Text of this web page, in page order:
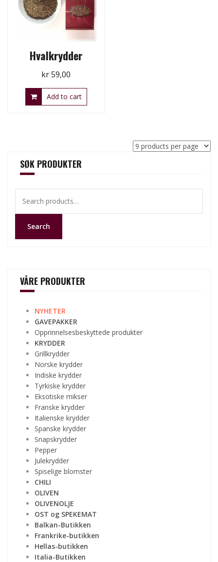
Hvalkrydder
kr59,00
Add to cart
SØK PRODUKTER
for:
Search
VÅRE PRODUKTER
NYHETER
GAVEPAKKER
Opprinnelsesbeskyttede produkter
KRYDDER
Grillkrydder
Norske krydder
Indiske krydder
Tyrkiske krydder
Eksotiske mikser
Franske krydder
Italienske krydder
Spanske krydder
Snapskrydder
Pepper
Julekrydder
Spiselige blomster
CHILI
OLIVEN
OLIVENOLJE
OST og SPEKEMAT
Balkan-Butikken
Frankrike-butikken
Hellas-butikken
Italia-Butikken